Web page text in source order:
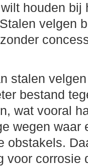
houden bij
velgen
stalen
bestand
wat vooral
wegen waar
obstakels.
voor corrosie